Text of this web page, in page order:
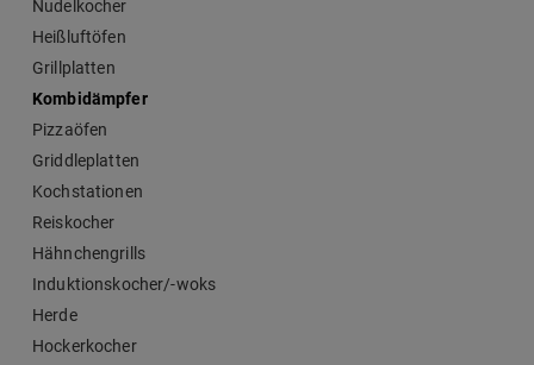
Nudelkocher
Heißluftöfen
Grillplatten
Kombidämpfer
Pizzaöfen
Griddleplatten
Kochstationen
Reiskocher
Hähnchengrills
Induktionskocher/-woks
Herde
Hockerkocher